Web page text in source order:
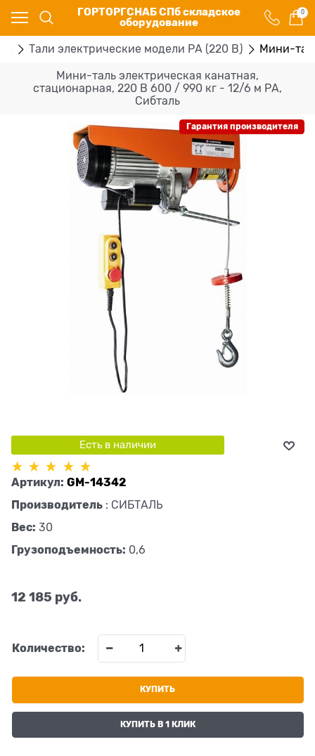
ГОРТОРГСНАБ СПб складское
оборудование
0
Тали электрические модели РА (220 В) Мини-
Мини-таль электрическая канатная,
стационарная, 220 В 600 / 990 кг - 12/6 м РА,
Сибталь
Гарантия производителя
Есть в наличии
Артикул: GM-14342
Производитель : СИБТАЛЬ
Вес: 30
Грузоподъемность: 0,6
12 185 руб.
Количество:
КУПИТЬ
КУПИТЬ В 1 КЛИК